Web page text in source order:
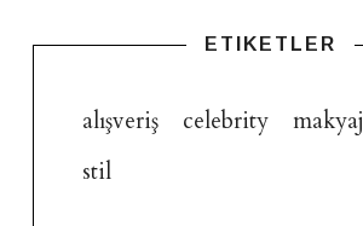
ETIKETLER
alışveriş celebrity makyaj
stil